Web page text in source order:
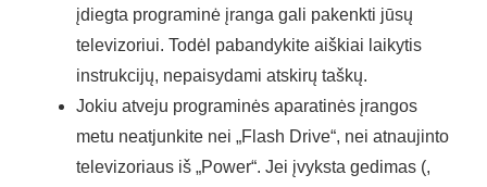
įdiegta programinė įranga gali pakenkti jūsų
televizoriui. Todėl pabandykite aiškiai laikytis
instrukcijų, nepaisydami atskirų taškų.
Jokiu atveju programinės aparatinės įrangos
metu neatjunkite nei „Flash Drive“, nei atnaujinto
televizoriaus iš „Power“. Jei įvyksta gedimas (,